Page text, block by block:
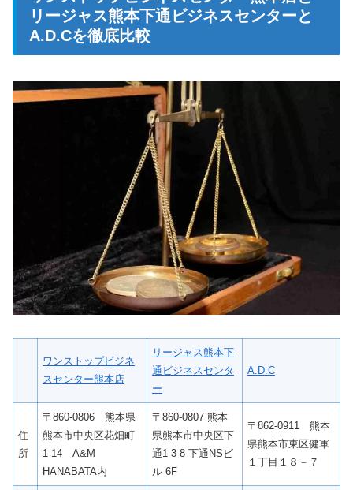
リージャス熊本下通ビジネスセンターと
A.D.Cを徹底比較
ワンストップビジネ
スセンター熊本店
リージャス熊本下
通ビジネスセンタ
ー
A.D.C
住
所
〒860-0806 熊本県
熊本市中央区花畑町
1-14 A&M
HANABATA内
〒860-0807 熊本
県熊本市中央区下
通1-3-8 下通NSビ
ル 6F
〒862-0911 熊本
県熊本市東区健軍
１丁目１８－７